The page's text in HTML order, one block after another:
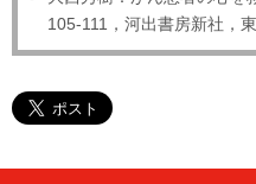
105-111，河出書房新社，